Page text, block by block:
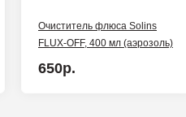
Очиститель флюса Solins
FLUX-OFF, 400 мл (аэрозоль)
650р.